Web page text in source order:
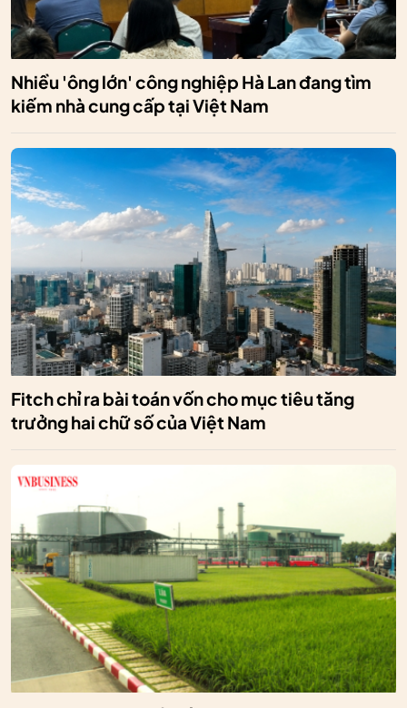
Nhiều 'ông lớn' công nghiệp Hà Lan đang tìm
kiếm nhà cung cấp tại Việt Nam
Fitch chỉ ra bài toán vốn cho mục tiêu tăng
trưởng hai chữ số của Việt Nam